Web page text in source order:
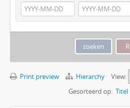
Print preview Hierarchy
View:
Gesorteerd op: Titel